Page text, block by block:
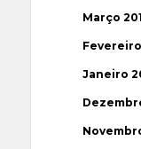
Março
Fevereiro
Janeiro